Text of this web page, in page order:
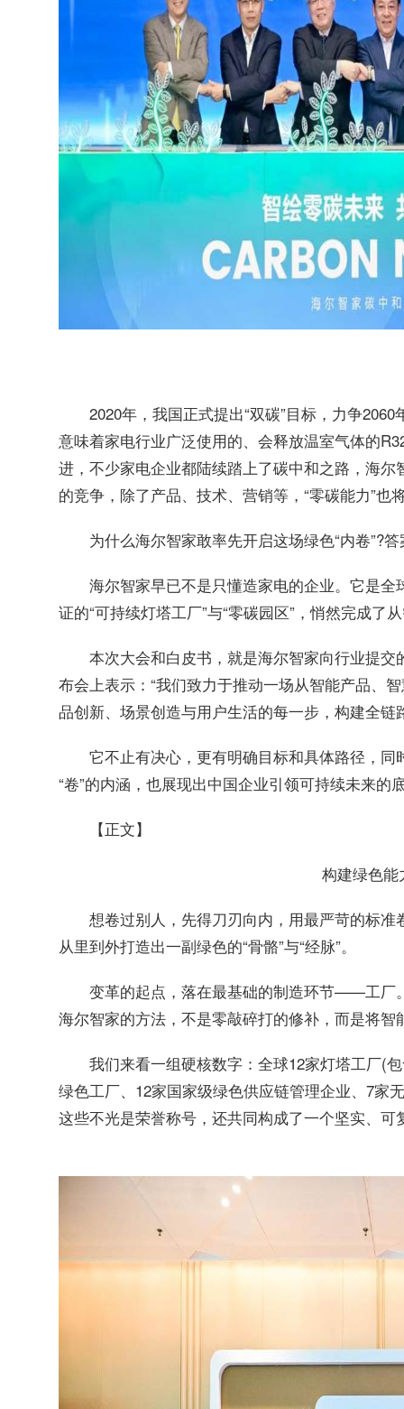
2020年，我国正式提出“双碳”目标，力争
意味着家电行业广泛使用的、会释放温室气体的
进，不少家电企业都陆续踏上了碳中和之路，海
的竞争，除了产品、技术、营销等，“零碳能力”
为什么海尔智家敢率先开启这场绿色“内卷”?
海尔智家早已不是只懂造家电的企业。它是
证的“可持续灯塔工厂”与“零碳园区”，悄然完成了
本次大会和白皮书，就是海尔智家向行业提
布会上表示：“我们致力于推动一场从智能产品、
品创新、场景创造与用户生活的每一步，构建全链
它不止有决心，更有明确目标和具体路径，
“卷”的内涵，也展现出中国企业引领可持续未来的
【正文】
构建绿色能
想卷过别人，先得刀刃向内，用最严苛的标
从里到外打造出一副绿色的“骨骼”与“经脉”。
变革的起点，落在最基础的制造环节——工厂
海尔智家的方法，不是零敲碎打的修补，而是将
我们来看一组硬核数字：全球12家灯塔工厂(
绿色工厂、12家国家级绿色供应链管理企业、7家
这些不光是荣誉称号，还共同构成了一个坚实、可